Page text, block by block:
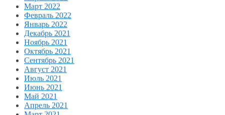
Март 2022
Февраль 2022
Январь 2022
Декабрь 2021
Ноябрь 2021
Октябрь 2021
Сентябрь 2021
Август 2021
Июль 2021
Июнь 2021
Май 2021
Апрель 2021